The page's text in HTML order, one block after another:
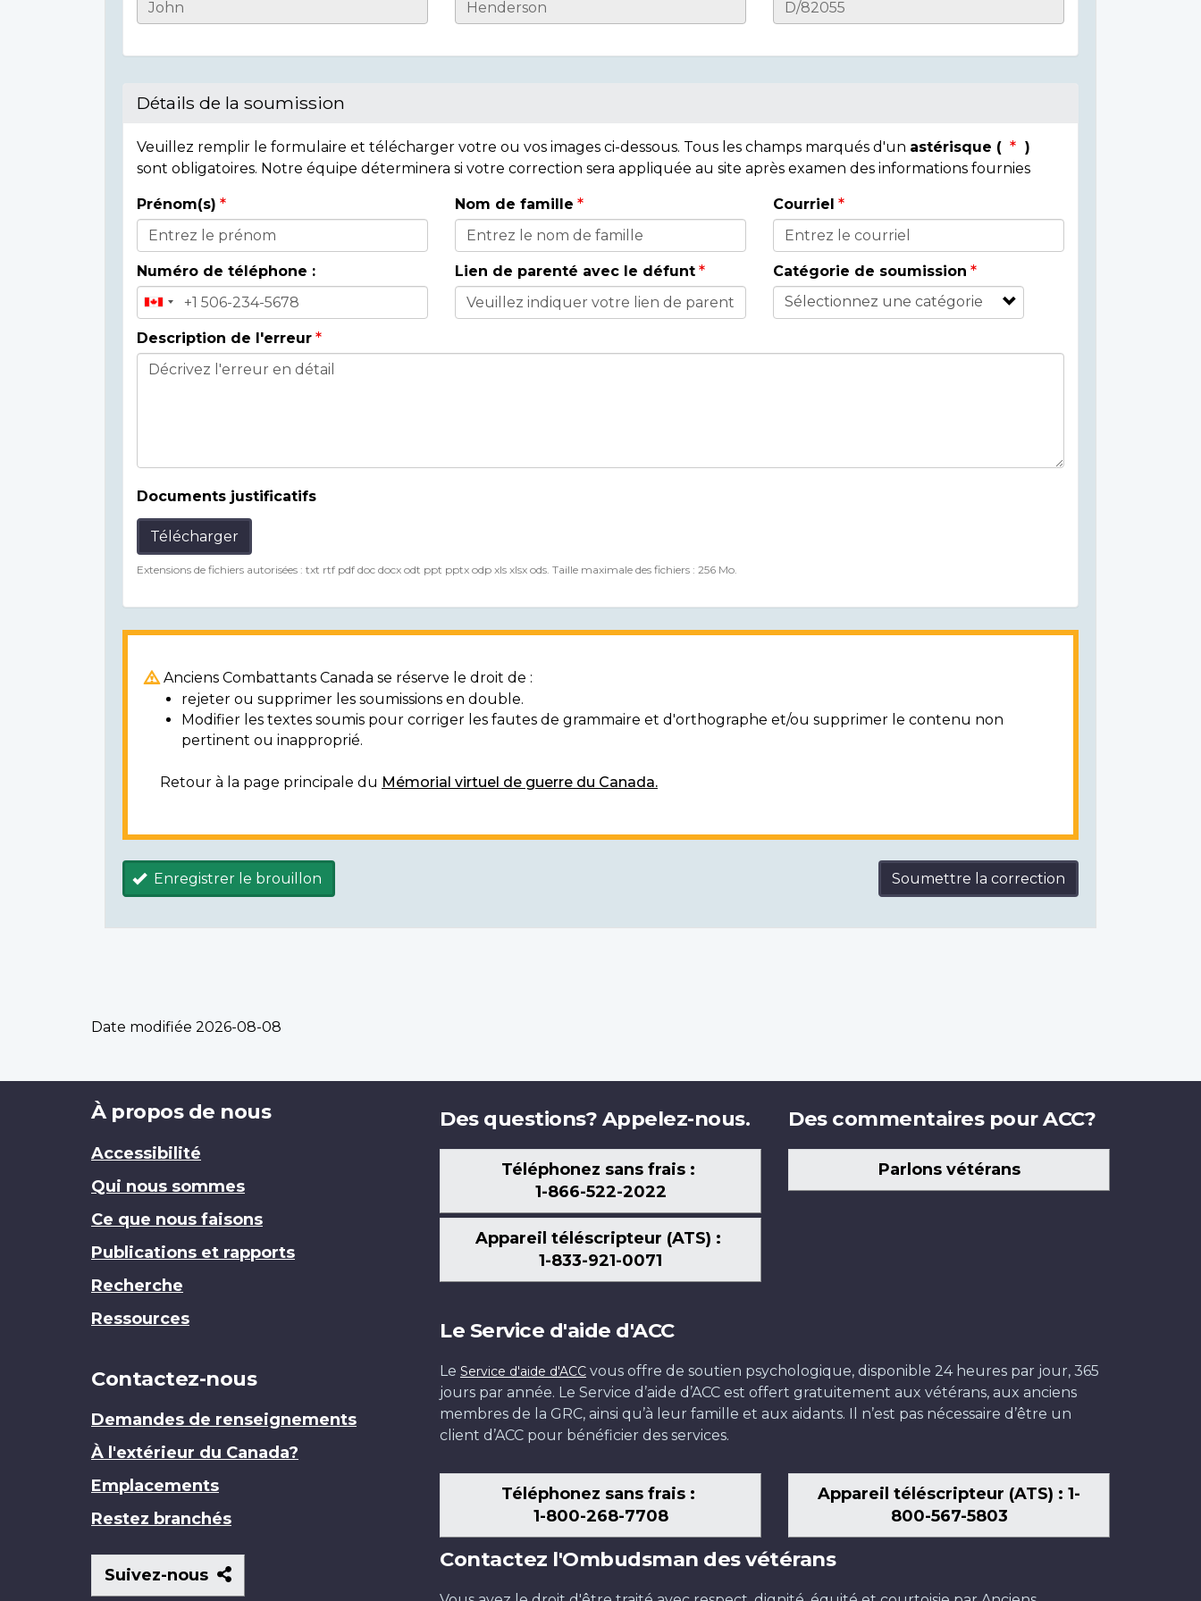
Casualty
Détails de la soumission
Veuillez remplir le formulaire et télécharger votre ou vos images ci-dessous. Tous les champs marqués d'un astérisque (
)
sont obligatoires. Notre équipe déterminera si votre correction sera appliquée au site après examen des informations fournies
Donor
Details
Prénom(s) Nom de famille Courriel
Numéro de téléphone : Lien de parenté avec le défunt Catégorie de soumission
Description de l'erreur
Documents justificatifs
Télécharger
Extensions de fichiers autorisées : txt rtf pdf doc docx odt ppt pptx odp xls xlsx ods. Taille maximale des fichiers : 256 Mo.
Anciens Combattants Canada se réserve le droit de :
rejeter ou supprimer les soumissions en double.
Modifier les textes soumis pour corriger les fautes de grammaire et d'orthographe et/ou supprimer le contenu non
pertinent ou inapproprié.
Retour à la page principale du Mémorial virtuel de guerre du Canada.
Enregistrer le brouillon Soumettre la correction
Date modifiée 2026-08-08
Brand
À propos de nous
Accessibilité
Qui nous sommes
Ce que nous faisons
Publications et rapports
Recherche
Ressources
Contactez-nous
Demandes de renseignements
À l'extérieur du Canada?
Emplacements
Restez branchés
Suivez-nous
Suivez-
nous
Des questions? Appelez-nous.
Téléphonez sans frais :
1-866-522-2022
Appareil téléscripteur (ATS) :
1-833-921-0071
Des commentaires pour ACC?
Parlons vétérans
Le Service d'aide d'ACC
Le Service d'aide d'ACC vous offre de soutien psychologique, disponible 24 heures par jour, 365
jours par année. Le Service d’aide d’ACC est offert gratuitement aux vétérans, aux anciens
membres de la GRC, ainsi qu’à leur famille et aux aidants. Il n’est pas nécessaire d’être un
client d’ACC pour bénéficier des services.
Téléphonez sans frais :
1-800-268-7708
Appareil téléscripteur (ATS) : 1-
800-567-5803
Contactez l'Ombudsman des vétérans